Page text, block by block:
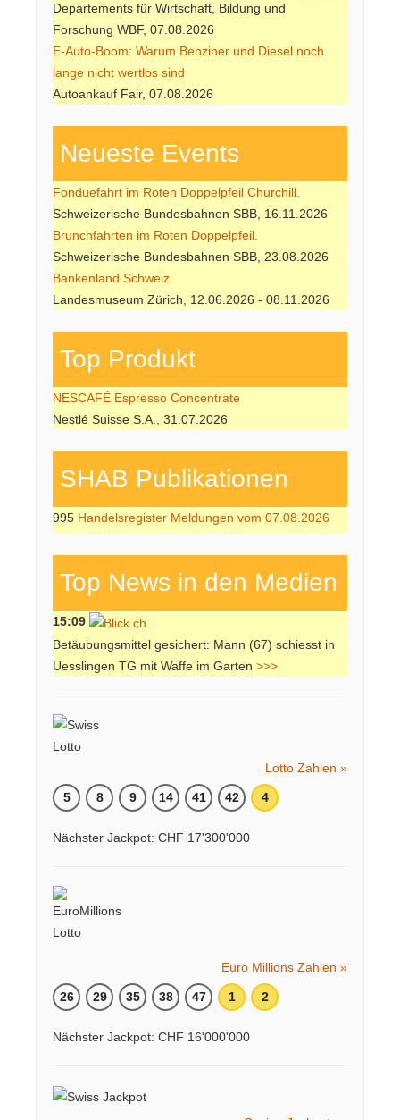
Departements für Wirtschaft, Bildung und
Forschung WBF, 07.08.2026
E-Auto-Boom: Warum Benziner und Diesel noch
lange nicht wertlos sind
Autoankauf Fair, 07.08.2026
Neueste Events
Fonduefahrt im Roten Doppelpfeil Churchill.
Schweizerische Bundesbahnen SBB, 16.11.2026
Brunchfahrten im Roten Doppelpfeil.
Schweizerische Bundesbahnen SBB, 23.08.2026
Bankenland Schweiz
Landesmuseum Zürich, 12.06.2026 - 08.11.2026
Top Produkt
NESCAFÉ Espresso Concentrate
Nestlé Suisse S.A., 31.07.2026
SHAB Publi­kati­onen
995 Handelsregister Meldungen vom 07.08.2026
Top News in den Medien
15:09
Betäubungsmittel gesichert: Mann (67) schiesst in
Uesslingen TG mit Waffe im Garten >>>
Lotto Zahlen »
5 8 9 14 41 42 4
Nächster Jackpot: CHF 17'300'000
Euro Millions Zahlen »
26 29 35 38 47 1 2
Nächster Jackpot: CHF 16'000'000